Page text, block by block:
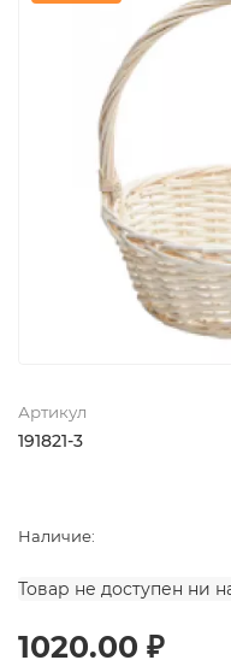
Артикул
191821-3
Наличие:
Товар не доступен ни
1020.00 ₽